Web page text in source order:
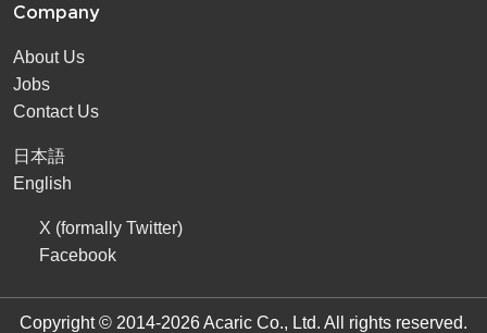
Company
About Us
Jobs
Contact Us
日本語
English
X (formally Twitter)
Facebook
Copyright © 2014-2026 Acaric Co., Ltd. All rights reserved.